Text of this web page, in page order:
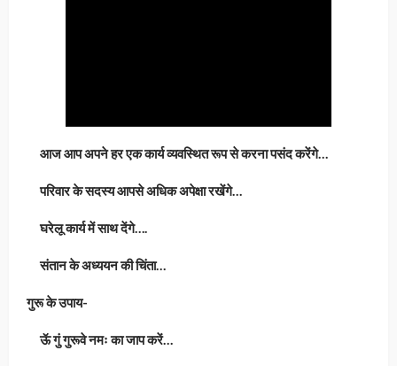
आज आप अपने हर एक कार्य व्यवस्थित रूप से करना पसंद करेंगे…
परिवार के सदस्य आपसे अधिक अपेक्षा रखेंगे…
घरेलू कार्य में साथ देंगे….
संतान के अध्ययन की चिंता…
गुरू के उपाय-
ऊॅ गुं गुरूवे नमः का जाप करें…